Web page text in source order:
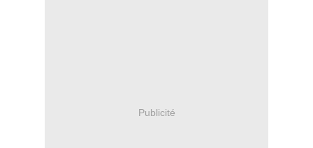
Publicité